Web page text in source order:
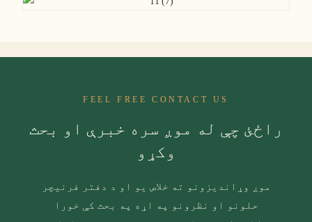
FEEL FREE CONTACT US
راځئ چې له موږ سره خبرې او بحث
وکړو
موږ وړاندیزونو ته خلاص یو او د دفتر فرنیچر
حلونو او نظرونو په اړه په بحث کې خورا